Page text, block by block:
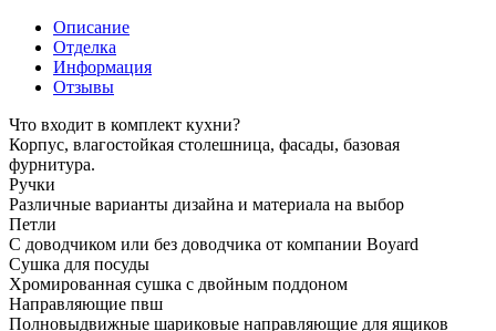
Описание
Отделка
Информация
Отзывы
Что входит в комплект кухни?
Корпус, влагостойкая столешница, фасады, базовая
фурнитура.
Ручки
Различные варианты дизайна и материала на выбор
Петли
С доводчиком или без доводчика от компании Boyard
Сушка для посуды
Хромированная сушка с двойным поддоном
Направляющие пвш
Полновыдвижные шариковые направляющие для ящиков